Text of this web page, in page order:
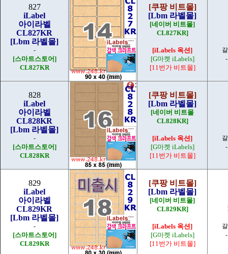
827
iLabel
아이라벨
CL827KR
[Lbm 라벨몰]
-
[스마트스토어]
CL827KR
[쿠팡 비트몰]
[Lbm 라벨몰]
[네이버 비트몰]
CL827KR]
[iLabels 옥션]
[G마켓 iLabels]
[11번가 비트몰]
828
iLabel
아이라벨
CL828KR
[Lbm 라벨몰]
-
[스마트스토어]
CL828KR
[쿠팡 비트몰]
[Lbm 라벨몰]
[네이버 비트몰
CL828KR]
[iLabels 옥션]
[G마켓 iLabels]
[11번가 비트몰]
829
iLabel
아이라벨
CL829KR
[Lbm 라벨몰]
-
[스마트스토어]
CL829KR
[쿠팡 비트몰]
[Lbm 라벨몰]
[네이버 비트몰]
CL829KR]
[iLabels 옥션]
[G마켓 iLabels]
[11번가 비트몰]